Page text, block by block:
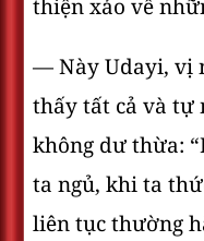
thiện xảo về
— Này Udayi, vị
thấy tất cả và tự
không dư thừa:
ta ngủ, khi ta
liên tục thường